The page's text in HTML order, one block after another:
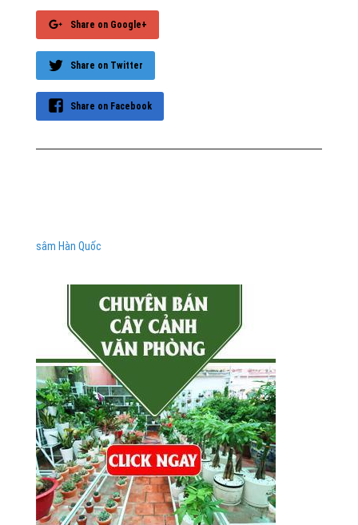
Share on Google+
Share on Twitter
Share on Facebook
sâm Hàn Quốc